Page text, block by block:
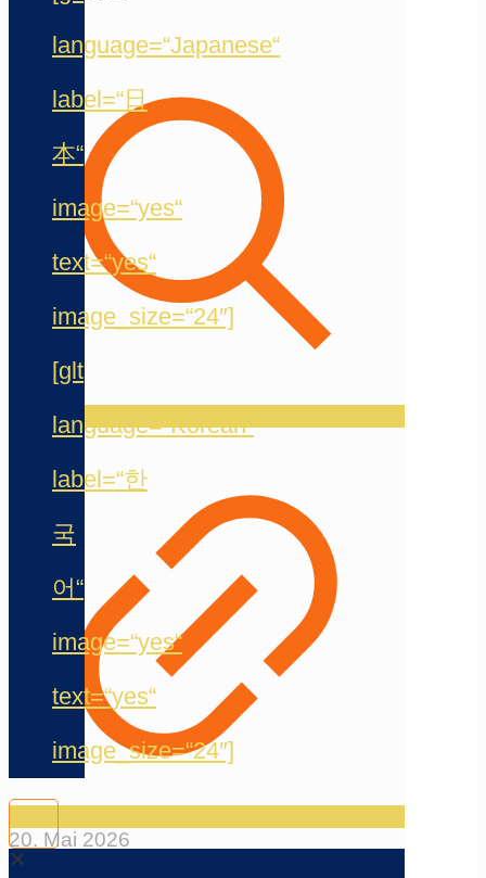
language=“Japanese“
label=“日
本“
image=“yes“
text=“yes“
image_size=“24″]
[glt
language=“Korean“
label=“한
국
어“
image=“yes“
text=“yes“
image_size=“24″]
✕
20. Mai 2026